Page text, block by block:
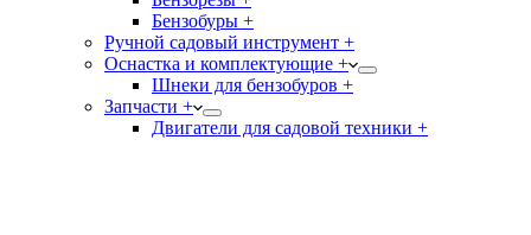
Бензобуры +
Ручной садовый инструмент +
Оснастка и комплектующие +
Шнеки для бензобуров +
Запчасти +
Двигатели для садовой техники +